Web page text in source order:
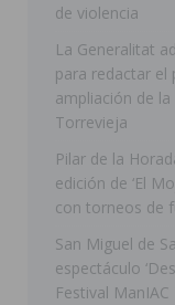
[
de violencia
La Generalitat
para redactar el
ampliación de
Torrevieja
Pilar de la
edición de ‘El
con torneos de
San Miguel de
espectáculo
Festival